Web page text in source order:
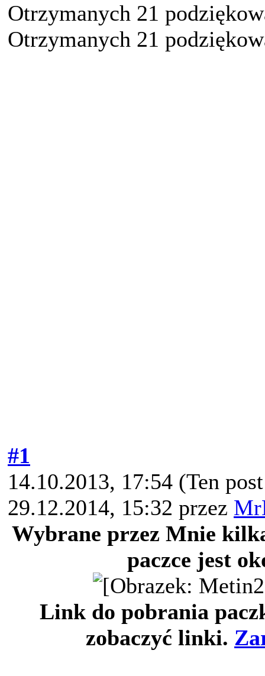
Otrzymanych 21
Otrzymanych 21
#1
14.10.2013, 17:54 (Ten
29.12.2014, 15:32 przez
Wybrane przez Mnie
paczce jest
Link do pobrania
zobaczyć linki.